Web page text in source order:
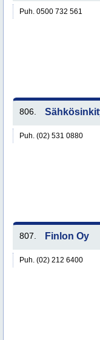
Puh. 0500 732 561
806.
Puh. (02) 531 0880
807. Finlon Oy
Puh. (02) 212 6400